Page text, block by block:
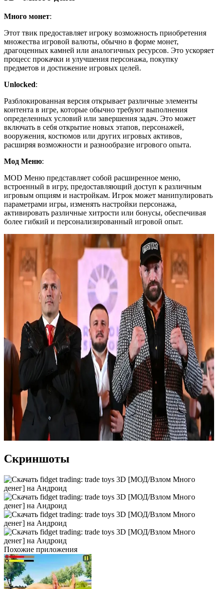
Много монет:
Этот твик предоставляет игроку возможность приобретения
множества игровой валюты, обычно в форме монет,
драгоценных камней или аналогичных ресурсов. Это ускоряет
процесс прокачки и улучшения персонажа, покупку
предметов и достижение игровых целей.
Unlocked:
Разблокированная версия открывает различные элементы
контента в игре, которые обычно требуют выполнения
определенных условий или завершения задач. Это может
включать в себя открытие новых этапов, персонажей,
вооружения, костюмов или других игровых активов,
расширяя возможности и разнообразие игрового опыта.
Мод Меню:
MOD Меню представляет собой расширенное меню,
встроенный в игру, предоставляющий доступ к различным
игровым опциям и настройкам. Игрок может манипулировать
параметрами игры, изменять настройки персонажа,
активировать различные хитрости или бонусы, обеспечивая
более гибкий и персонализированный игровой опыт.
Скриншоты
Похожие приложения